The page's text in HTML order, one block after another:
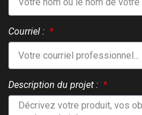
Courriel :
Description du projet :